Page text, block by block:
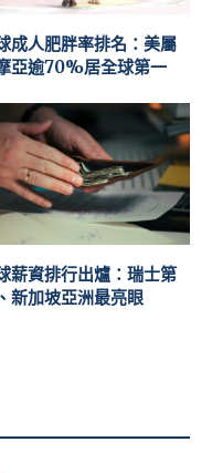
成人肥胖率排名：美屬
亞逾70%居全球第一
薪資排行出爐：瑞士第
新加坡亞洲最亮眼